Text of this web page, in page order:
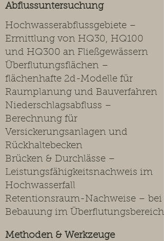
Abflussuntersuchung
Hochwasserabflussgebiete –
Ermittlung von HQ30, HQ100
und HQ300 an Fließgewässern
Überflutungsflächen –
flächenhafte 2d-Modelle für
Raumplanung und Bauverfahren
Niederschlagsabfluss –
Berechnung für
Versickerungsanlagen und
Rückhaltebecken
Brücken & Durchlässe –
Leistungsfähigkeitsnachweis im
Hochwasserfall
Retentionsraum-Nachweise – bei
Bebauung im Überflutungsbereich
Methoden & Werkzeuge